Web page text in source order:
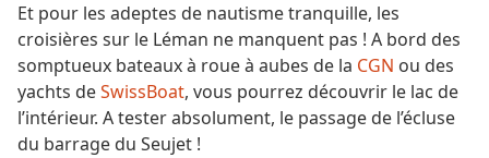
Et pour les adeptes de nautisme tranquille, les
croisières sur le Léman ne manquent pas ! A bord des
somptueux bateaux à roue à aubes de la CGN ou des
yachts deSwissBoat, vous pourrez découvrir le lac de
l’intérieur. A tester absolument, le passage de l’écluse
du barrage du Seujet !